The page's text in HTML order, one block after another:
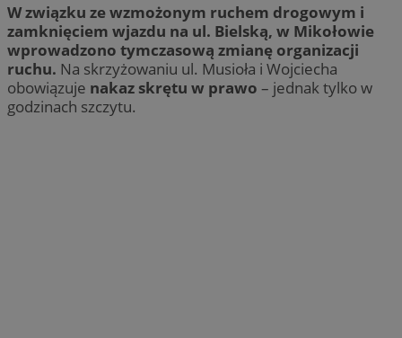
W związku ze wzmożonym ruchem drogowym i
zamknięciem wjazdu na ul. Bielską, w Mikołowie
wprowadzono tymczasową zmianę organizacji
ruchu. Na skrzyżowaniu ul. Musioła i Wojciecha
obowiązuje nakaz skrętu w prawo – jednak tylko w
godzinach szczytu.